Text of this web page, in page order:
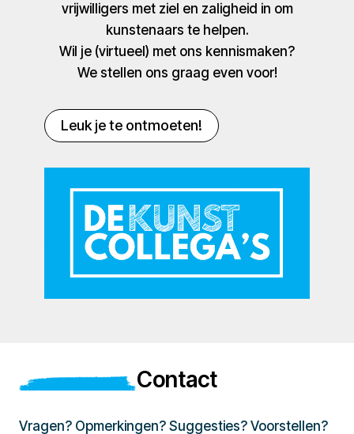
vrijwilligers met ziel en zaligheid in om
kunstenaars te helpen.
Wil je (virtueel) met ons kennismaken?
We stellen ons graag even voor!
Leuk je te ontmoeten!
Contact
Vragen? Opmerkingen? Suggesties? Voorstellen?